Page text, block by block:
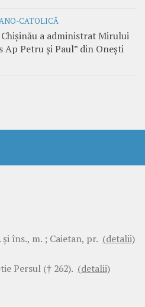
CATOLICĂ
a administrat Mirului
Ap Petru și Paul” din Onești
îns., m. ; Caietan, pr. (detalii)
Persul († 262). (detalii)